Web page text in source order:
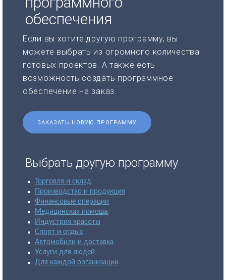
обеспечения
Если вы хотите другую программу, вы
можете выбрать из огромного количества
готовых проектов. А также есть
возможность создать программное
обеспечение на заказ.
ЗАКАЗАТЬ НОВУЮ ПРОГРАММУ
Выбрать другую программу
Торговля и склад
Производство и продукция
Финансовые операции
Медицинская помощь
Индустрия красоты
Спорт и отдых
Автомобили и доставка
Услуги для людей
Для каждой организации